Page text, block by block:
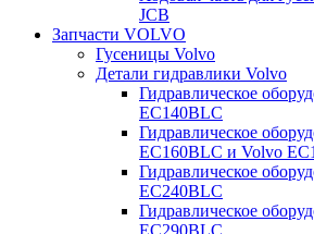
JCB
Запчасти VOLVO
Гусеницы Volvo
Детали гидравлики Volvo
Гидравлическое
EC140BLC
Гидравлическое
EC160BLC и Volvo
Гидравлическое
EC240BLC
Гидравлическое
EC290BLC